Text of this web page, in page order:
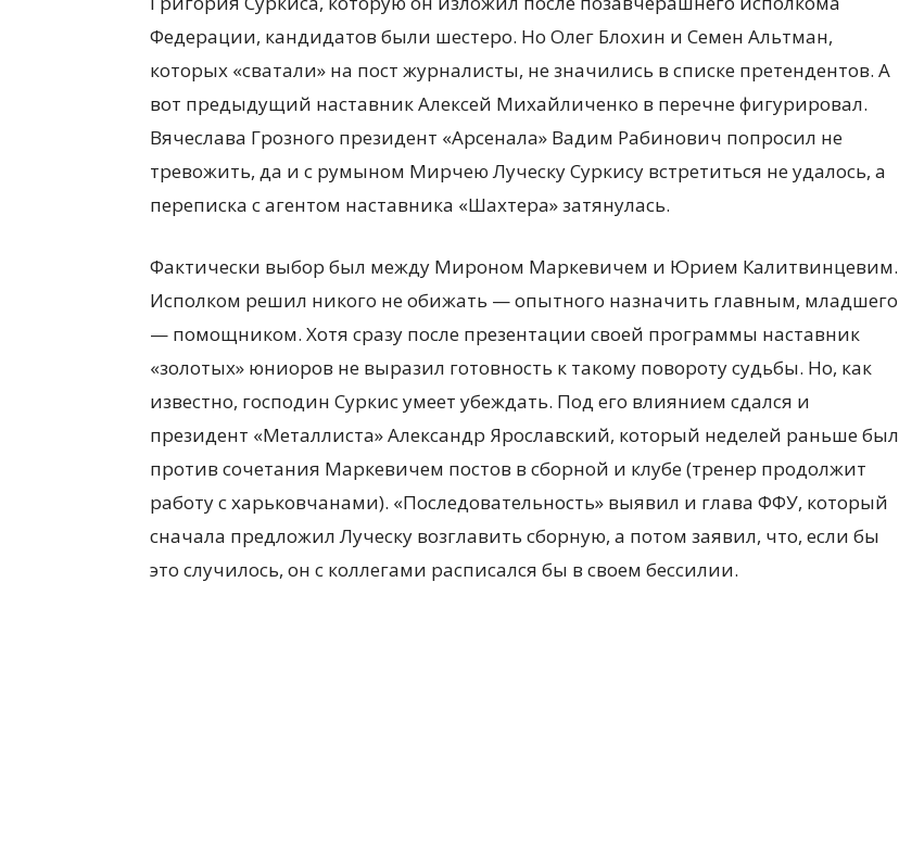
Федерации, кандидатов были шестеро. Но Олег Блохин и Семен Альтман,
которых «сватали» на пост журналисты, не значились в списке претендентов. А
вот предыдущий наставник Алексей Михайличенко в перечне фигурировал.
Вячеслава Грозного президент «Арсенала» Вадим Рабинович попросил не
тревожить, да и с румыном Мирчею Луческу Суркису встретиться не удалось, а
переписка с агентом наставника «Шахтера» затянулась.
Фактически выбор был между Мироном Маркевичем и Юрием Калитвинцевим.
Исполком решил никого не обижать — опытного назначить главным, младшего
— помощником. Хотя сразу после презентации своей программы наставник
«золотых» юниоров не выразил готовность к такому повороту судьбы. Но, как
известно, господин Суркис умеет убеждать. Под его влиянием сдался и
президент «Металлиста» Александр Ярославский, который неделей раньше был
против сочетания Маркевичем постов в сборной и клубе (тренер продолжит
работу с харьковчанами). «Последовательность» выявил и глава ФФУ, который
сначала предложил Луческу возглавить сборную, а потом заявил, что, если бы
это случилось, он с коллегами расписался бы в своем бессилии.